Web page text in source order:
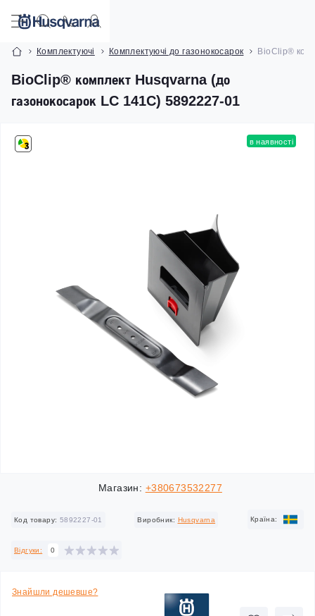
Комплектуючі Комплектуючі до газонокосарок BioClip®
BioClip® комплект Husqvarna (до
газонокосарок LC 141C) 5892227-01
в наявності
Магазин: +380673532277
Код товару: 5892227-01 Виробник: Husqvarna Країна:
Відгуки: 0
Знайшли дешевше?